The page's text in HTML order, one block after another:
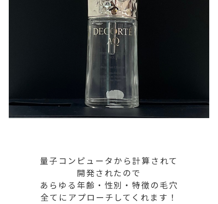
量子コンピュータから計算されて
開発されたので
あらゆる年齢・性別・特徴の毛穴
全てにアプローチしてくれます！